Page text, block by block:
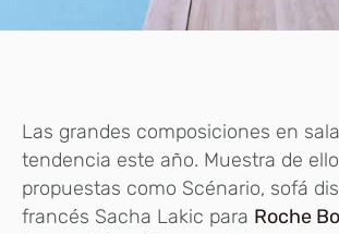
Las grandes composiciones en
tendencia este año. Muestra de
propuestas como Scénario, sofá
francés Sacha Lakic para Roche